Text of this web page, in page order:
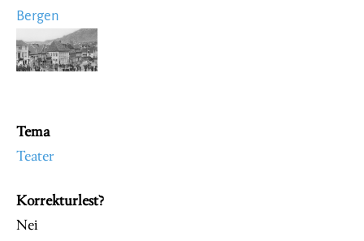
Bergen
Image
Tema
Teater
Korrekturlest?
Nei